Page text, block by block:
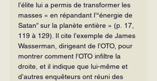
l’élite lui a permis de transformer les
masses « en répandant l’“énergie de
Satan” sur la planète entière » (p. 17,
119 à 129). Il cite l’exemple de James
Wasserman, dirigeant de l’OTO, pour
montrer comment l’OTO infiltre la
droite, et il indique que lui-même et
d’autres enquêteurs ont réuni des